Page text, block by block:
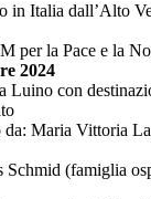
in Italia dall’Alto
per la Pace e la
2024
Luino con
Maria Vittoria
Schmid (famiglia